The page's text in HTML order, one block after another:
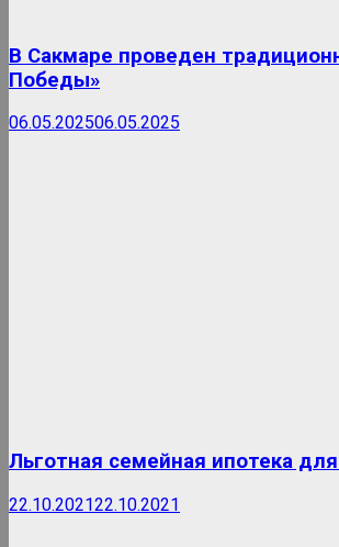
В Сакмаре проведен
Победы»
06.05.202506.05.2025
Льготная семейная ипотека
22.10.202122.10.2021